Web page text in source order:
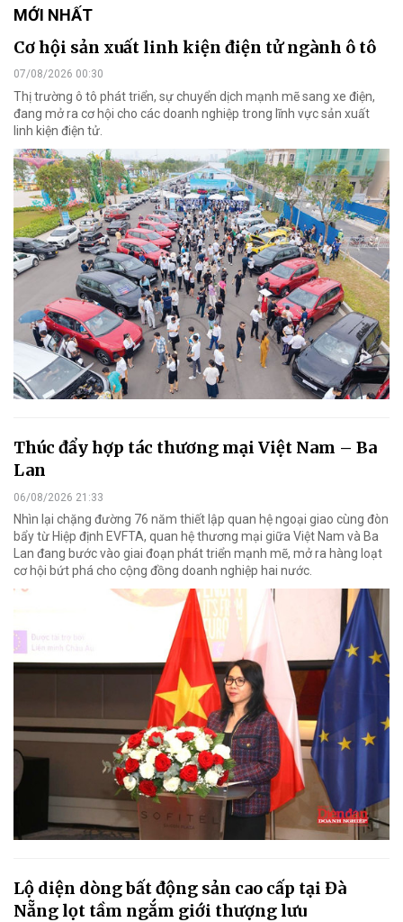
MỚI NHẤT
Cơ hội sản xuất linh kiện điện tử ngành ô tô
07/08/2026 00:30
Thị trường ô tô phát triển, sự chuyển dịch mạnh mẽ sang xe điện,
đang mở ra cơ hội cho các doanh nghiệp trong lĩnh vực sản xuất
linh kiện điện tử.
Thúc đẩy hợp tác thương mại Việt Nam – Ba
Lan
06/08/2026 21:33
Nhìn lại chặng đường 76 năm thiết lập quan hệ ngoại giao cùng đòn
bẩy từ Hiệp định EVFTA, quan hệ thương mại giữa Việt Nam và Ba
Lan đang bước vào giai đoạn phát triển mạnh mẽ, mở ra hàng loạt
cơ hội bứt phá cho cộng đồng doanh nghiệp hai nước.
Lộ diện dòng bất động sản cao cấp tại Đà
Nẵng lọt tầm ngắm giới thượng lưu